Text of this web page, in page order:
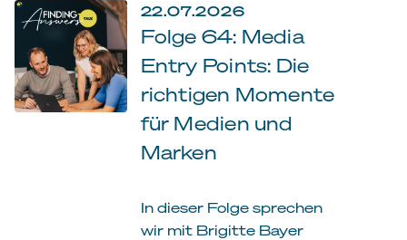
22.07.2026
Folge 64: Media
Entry Points: Die
richtigen Momente
für Medien und
Marken
In dieser Folge sprechen
wir mit Brigitte Bayer